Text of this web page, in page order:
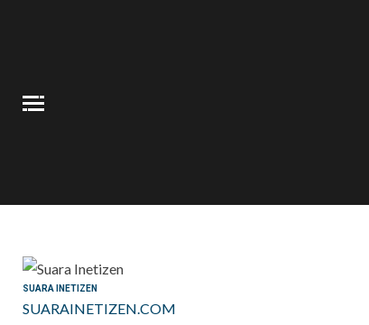
SUARA INETIZEN
SUARAINETIZEN.COM